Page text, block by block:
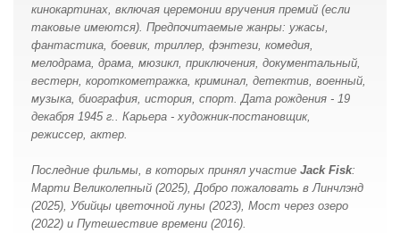
кинокартинах, включая церемонии вручения премий (если
таковые имеются). Предпочитаемые жанры: ужасы,
фантастика, боевик, триллер, фэнтези, комедия,
мелодрама, драма, мюзикл, приключения, документальный,
вестерн, короткометражка, криминал, детектив, военный,
музыка, биография, история, спорт. Дата рождения - 19
декабря 1945 г.. Карьера - художник-постановщик,
режиссер, актер.
Последние фильмы, в которых принял участие Jack Fisk:
Марти Великолепный (2025), Добро пожаловать в Линчлэнд
(2025), Убийцы цветочной луны (2023), Мост через озеро
(2022) и Путешествие времени (2016).